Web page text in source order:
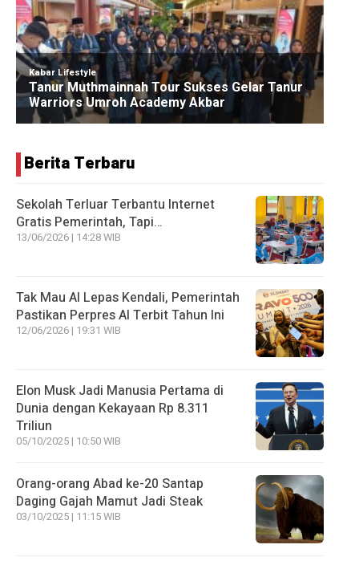
Berita Terbaru
Sekolah Terluar Terbantu Internet
Gratis Pemerintah, Tapi…
13/06/2026 | 14:28 WIB
Tak Mau AI Lepas Kendali, Pemerintah
Pastikan Perpres AI Terbit Tahun Ini
12/06/2026 | 19:31 WIB
Elon Musk Jadi Manusia Pertama di
Dunia dengan Kekayaan Rp 8.311
Triliun
05/10/2025 | 10:50 WIB
Orang-orang Abad ke-20 Santap
Daging Gajah Mamut Jadi Steak
03/10/2025 | 11:15 WIB